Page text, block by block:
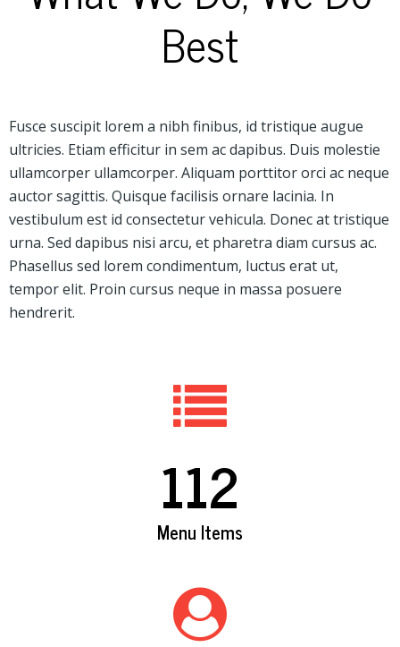
Best
Fusce suscipit lorem a nibh finibus, id tristique augue
ultricies. Etiam efficitur in sem ac dapibus. Duis molestie
ullamcorper ullamcorper. Aliquam porttitor orci ac neque
auctor sagittis. Quisque facilisis ornare lacinia. In
vestibulum est id consectetur vehicula. Donec at tristique
urna. Sed dapibus nisi arcu, et pharetra diam cursus ac.
Phasellus sed lorem condimentum, luctus erat ut,
tempor elit. Proin cursus neque in massa posuere
hendrerit.
Menu Items
112